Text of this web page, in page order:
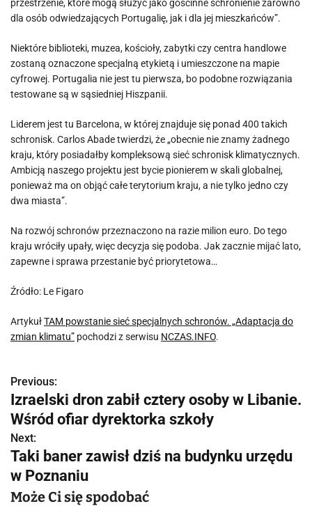
przestrzenie, które mogą służyć jako gościnne schronienie zarówno
dla osób odwiedzających Portugalię, jak i dla jej mieszkańców”.
Niektóre biblioteki, muzea, kościoły, zabytki czy centra handlowe
zostaną oznaczone specjalną etykietą i umieszczone na mapie
cyfrowej. Portugalia nie jest tu pierwsza, bo podobne rozwiązania
testowane są w sąsiedniej Hiszpanii.
Liderem jest tu Barcelona, ​​w której znajduje się ponad 400 takich
schronisk. Carlos Abade twierdzi, że „obecnie nie znamy żadnego
kraju, który posiadałby kompleksową sieć schronisk klimatycznych.
Ambicją naszego projektu jest bycie pionierem w skali globalnej,
ponieważ ma on objąć całe terytorium kraju, a nie tylko jedno czy
dwa miasta”.
Na rozwój schronów przeznaczono na razie milion euro. Do tego
kraju wróciły upały, więc decyzja się podoba. Jak zacznie mijać lato,
zapewne i sprawa przestanie być priorytetowa…
Źródło: Le Figaro
ArtykułTAM powstanie sieć specjalnych schronów. „Adaptacja do
zmian klimatu” pochodzi z serwisu NCZAS.INFO.
N
a
w
i
g
Previous:
Izraelski dron zabił cztery osoby w Libanie.
Wśród ofiar dyrektorka szkoły
Next:
Taki baner zawisł dziś na budynku urzędu
w Poznaniu
Może Ci się spodobać